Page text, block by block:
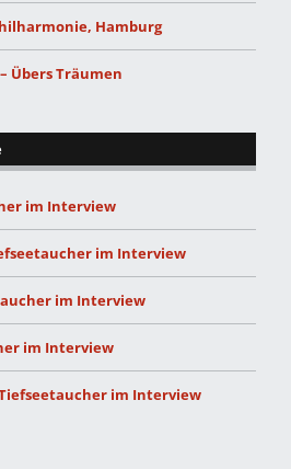
Hamburg
Übers Träumen
im Interview
im Interview
im Interview
im Interview
im Interview